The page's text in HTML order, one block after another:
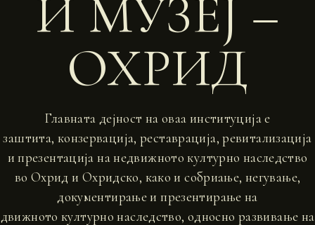
И МУЗЕЈ –
ОХРИД
Главната дејност на оваа институција е
заштита, конзервација, реставрација, ревитализација
и презентација на недвижното културно наследство
во Охрид и Охридско, како и собриање, негување,
документирање и презентирање на
движното културно наследство, односно развивање на